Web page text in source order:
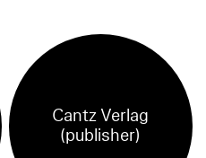
Cantz Verlag
(publisher)